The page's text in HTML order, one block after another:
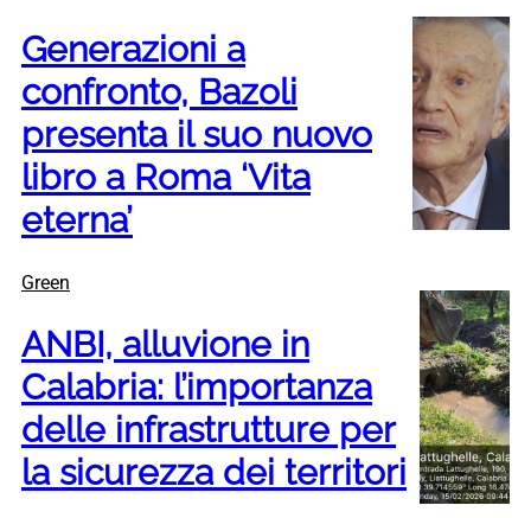
Generazioni a
confronto, Bazoli
presenta il suo nuovo
libro a Roma ‘Vita
eterna’
Green
ANBI, alluvione in
Calabria: l’importanza
delle infrastrutture per
la sicurezza dei territori